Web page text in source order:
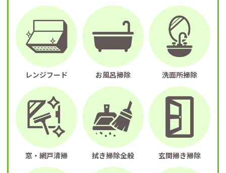
レンジフード お風呂掃除 洗面所掃除
窓・網戸清掃 拭き掃除全般 玄関掃き掃除